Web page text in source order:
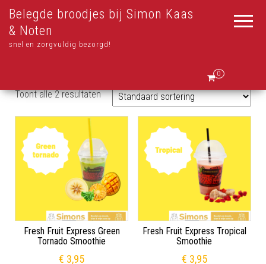
Belegde broodjes bij Simon Kaas
& Noten
snel en zorgvuldig bezorgd!
0
Toont alle 2 resultaten
Fresh Fruit Express Green
Tornado Smoothie
€ 3,95
Fresh Fruit Express Tropical
Smoothie
€ 3,95